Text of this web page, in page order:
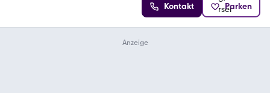
Kontakt Parken